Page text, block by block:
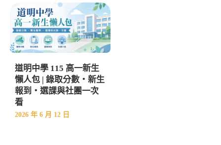
道明中學 115 高一新生
懶人包 | 錄取分數・新生
報到・選課與社團一次
看
2026 年 6 月 12 日